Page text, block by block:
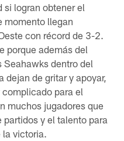
si logran obtener el
momento llegan
con récord de 3-2.
porque además del
dentro del
de gritar y apoyar,
para el
muchos jugadores que
y el talento para
la victoria.